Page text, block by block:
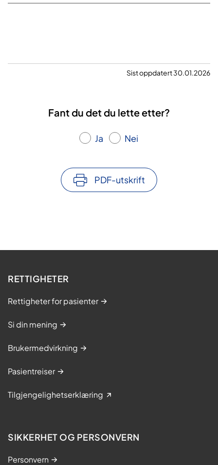
Sist oppdatert 30.01.2026
Fant du det du lette etter?
Ja Nei
PDF-utskrift
RETTIGHETER
Rettigheter for pasienter
Si din mening
Brukermedvirkning
Pasientreiser
Tilgjengelighetserklæring
SIKKERHET OG PERSONVERN
Personvern